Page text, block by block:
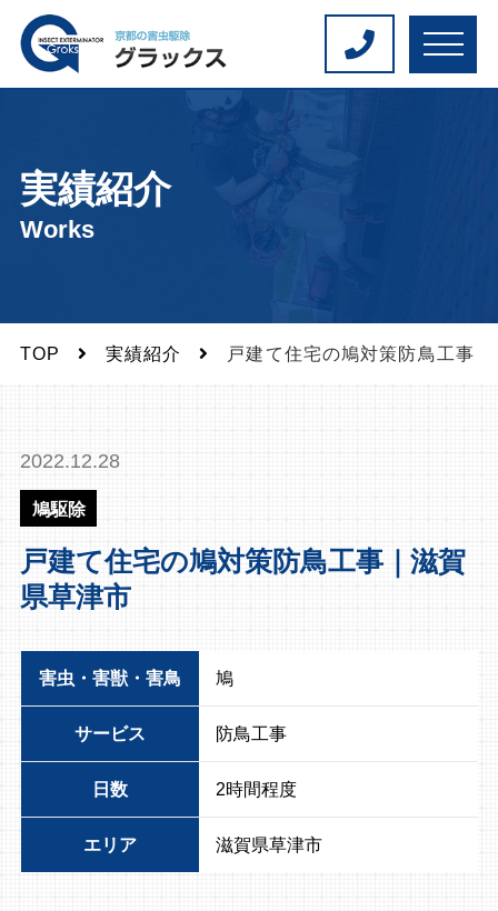
M
E
実績紹介
Works
TOP 実績紹介 戸建て住宅の鳩対策防鳥工事
2022.12.28
鳩駆除
戸建て住宅の鳩対策防鳥工事｜滋賀
県草津市
害虫・害獣・害鳥 鳩
サービス 防鳥工事
日数 2時間程度
エリア 滋賀県草津市